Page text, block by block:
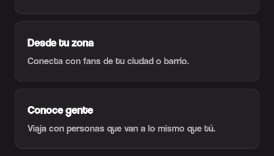
Desde tu zona
Conecta con fans de tu ciudad o barrio.
Conoce gente
Viaja con personas que van a lo mismo que tú.